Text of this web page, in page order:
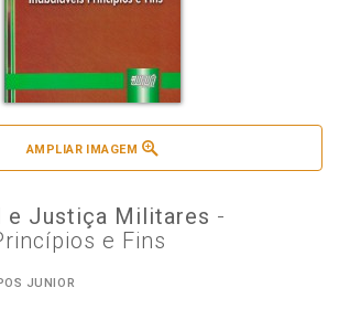
AMPLIAR IMAGEM
e Justiça Militares -
e Fins
JUNIOR